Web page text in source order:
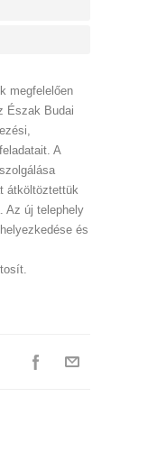
megfelelően
Észak Budai
A
átköltöztettük
Az új telephely
és